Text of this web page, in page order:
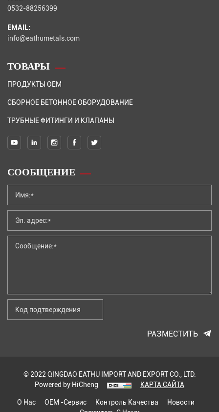
0532-88256399
EMAIL:
info@eathumetals.com
ТОВАРЫ
ПРОДУКТЫ OEM
СБОРНОЕ БЕТОННОЕ ОБОРУДОВАНИЕ
ТРУБНЫЕ ФИТИНГИ И КЛАПАНЫ
СООБЩЕНИЕ
РАЗМЕСТИТЬ
© 2022 QINGDAO EATHU IMPORT AND EXPORT CO., LTD.
Powered by HiCheng
КАРТА САЙТА
О Нас
OEM -сервис Контроль Качества
Новости